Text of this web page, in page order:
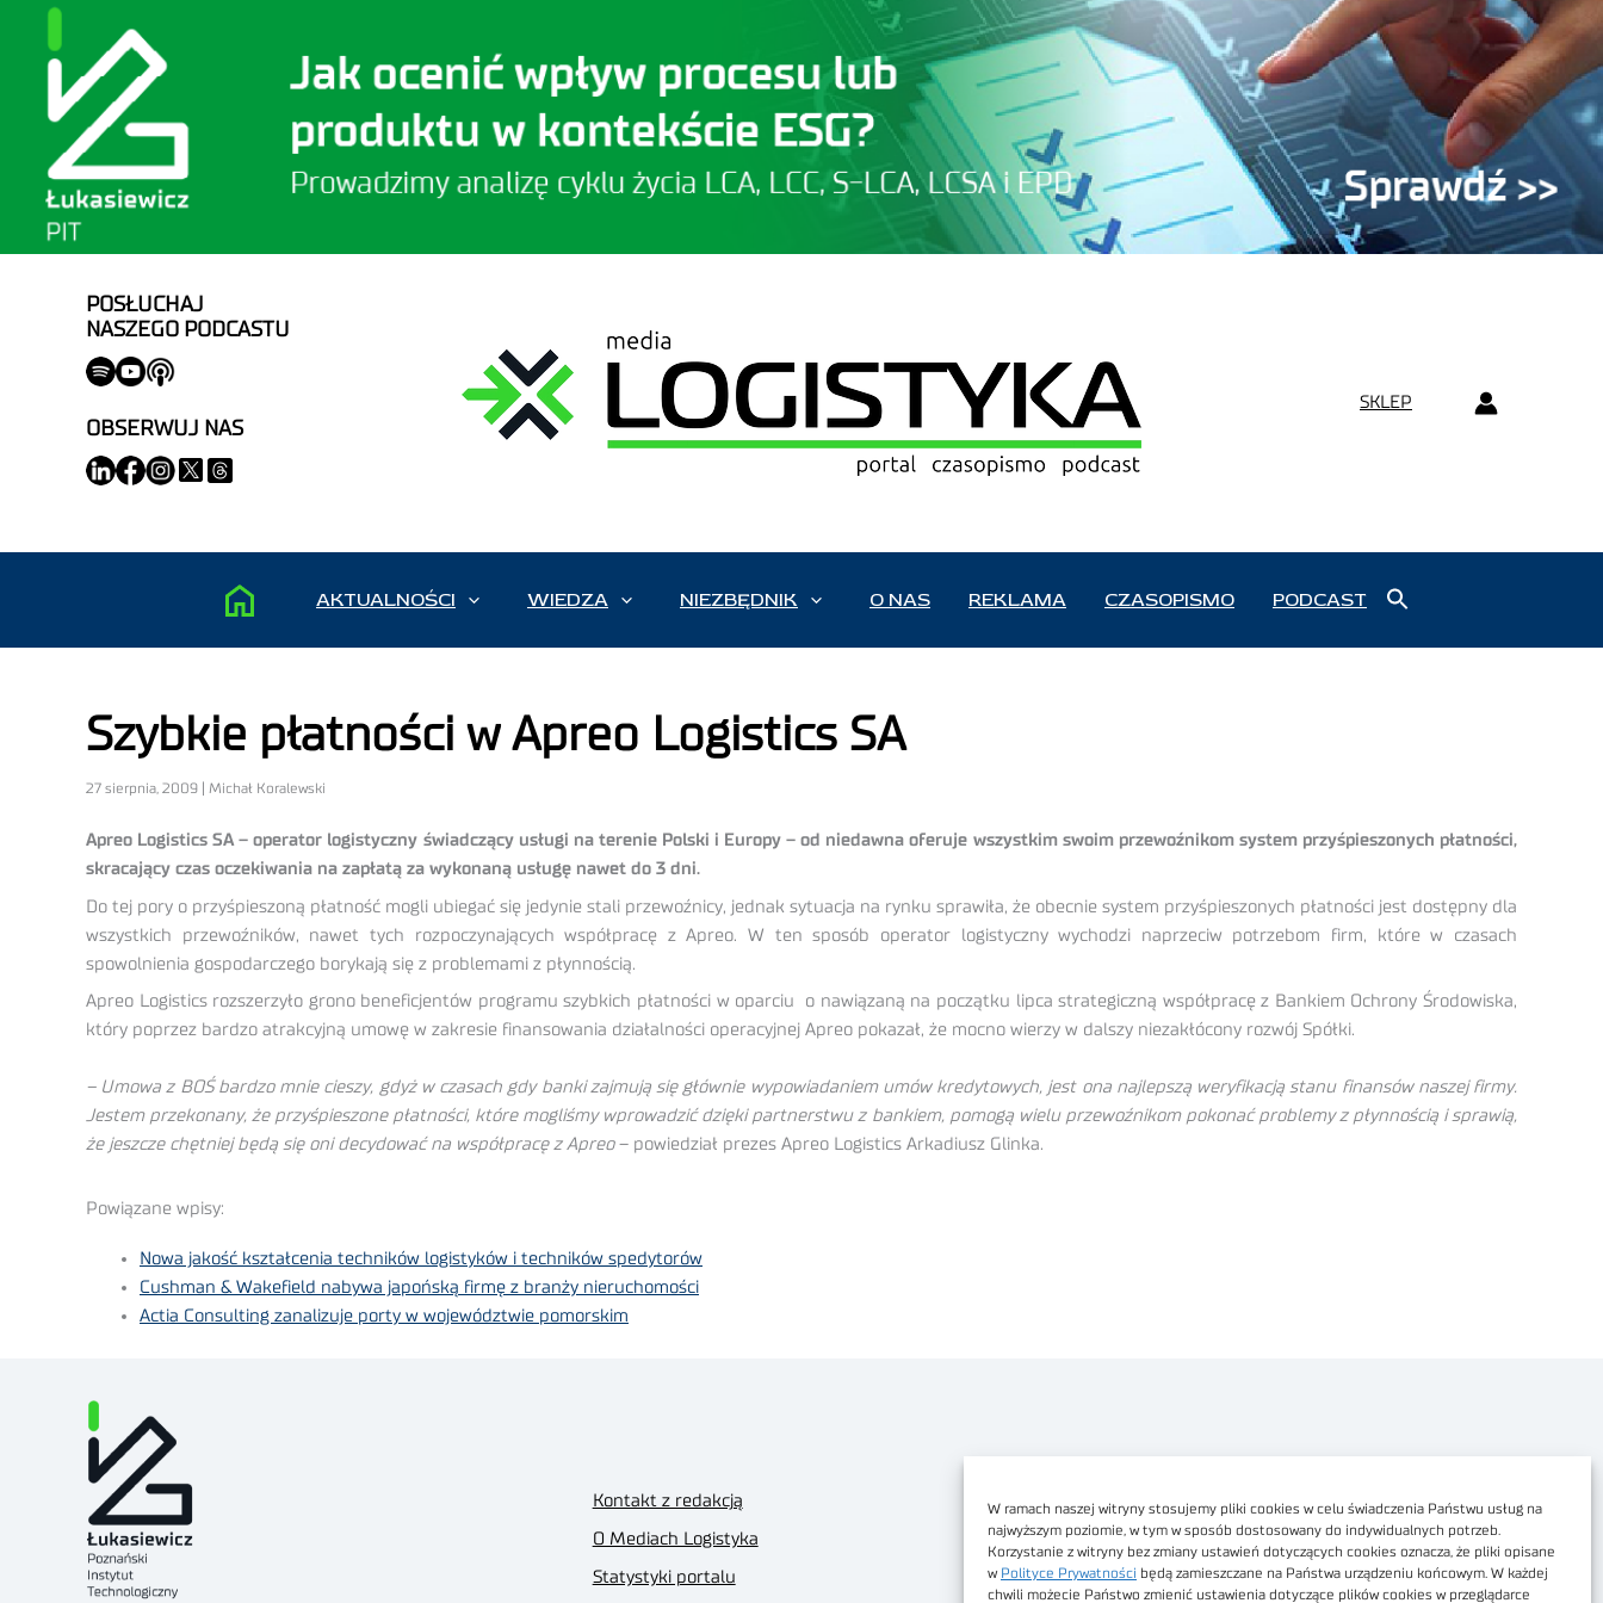
W ramach naszej witryny stosujemy pliki cookies w celu świadczenia Państwu usług na
najwyższym poziomie, w tym w sposób dostosowany do indywidualnych potrzeb.
Korzystanie z witryny bez zmiany ustawień dotyczących cookies oznacza, że pliki opisane
w Polityce Prywatności będą zamieszczane na Państwa urządzeniu końcowym. W każdej
chwili możecie Państwo zmienić ustawienia dotyczące plików cookies w przeglądarce
POSŁUCHAJ
NASZEGO PODCASTU
OBSERWUJ NAS
SKLEP
AKTUALNOŚCI WIEDZA NIEZBĘDNIK O NAS REKLAMA CZASOPISMO PODCAST
Szybkie płatności w Apreo Logistics SA
27 sierpnia, 2009 | Michał Koralewski
Apreo Logistics SA – operator logistyczny świadczący usługi na terenie Polski i Europy – od niedawna oferuje wszystkim swoim przewoźnikom system przyśpieszonych płatności,
skracający czas oczekiwania na zapłatą za wykonaną usługę nawet do 3 dni.
Do tej pory o przyśpieszoną płatność mogli ubiegać się jedynie stali przewoźnicy, jednak sytuacja na rynku sprawiła, że obecnie system przyśpieszonych płatności jest dostępny dla
wszystkich przewoźników, nawet tych rozpoczynających współpracę z Apreo. W ten sposób operator logistyczny wychodzi naprzeciw potrzebom firm, które w czasach
spowolnienia gospodarczego borykają się z problemami z płynnością.
Apreo Logistics rozszerzyło grono beneficjentów programu szybkich płatności w oparciu o nawiązaną na początku lipca strategiczną współpracę z Bankiem Ochrony Środowiska,
który poprzez bardzo atrakcyjną umowę w zakresie finansowania działalności operacyjnej Apreo pokazał, że mocno wierzy w dalszy niezakłócony rozwój Spółki.
– Umowa z BOŚ bardzo mnie cieszy, gdyż w czasach gdy banki zajmują się głównie wypowiadaniem umów kredytowych, jest ona najlepszą weryfikacją stanu finansów naszej firmy.
Jestem przekonany, że przyśpieszone płatności, które mogliśmy wprowadzić dzięki partnerstwu z bankiem, pomogą wielu przewoźnikom pokonać problemy z płynnością i sprawią,
że jeszcze chętniej będą się oni decydować na współpracę z Apreo– powiedział prezes Apreo Logistics Arkadiusz Glinka.
Powiązane wpisy:
Nowa jakość kształcenia techników logistyków i techników spedytorów
Cushman & Wakefield nabywa japońską firmę z branży nieruchomości
Actia Consulting zanalizuje porty w województwie pomorskim
Kontakt z redakcją
O Mediach Logistyka
Statystyki portalu
Dostępność cyfrowa
Regulamin Portalu
Regulamin sklepu